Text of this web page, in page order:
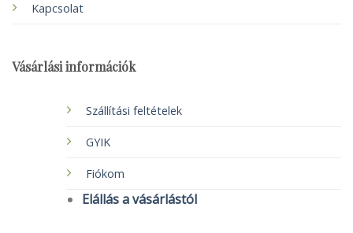
Kapcsolat
Vásárlási információk
Szállítási feltételek
GYIK
Fiókom
Elállás a vásárlástól